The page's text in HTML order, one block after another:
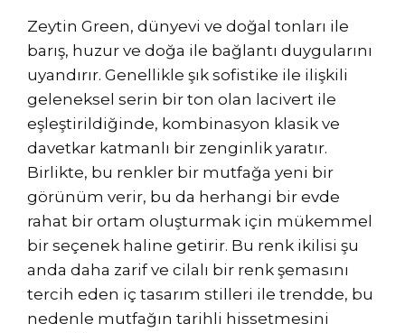
Zeytin Green, dünyevi ve doğal tonları ile
barış, huzur ve doğa ile bağlantı duygularını
uyandırır. Genellikle şık sofistike ile ilişkili
geleneksel serin bir ton olan lacivert ile
eşleştirildiğinde, kombinasyon klasik ve
davetkar katmanlı bir zenginlik yaratır.
Birlikte, bu renkler bir mutfağa yeni bir
görünüm verir, bu da herhangi bir evde
rahat bir ortam oluşturmak için mükemmel
bir seçenek haline getirir. Bu renk ikilisi şu
anda daha zarif ve cilalı bir renk şemasını
tercih eden iç tasarım stilleri ile trendde, bu
nedenle mutfağın tarihli hissetmesini